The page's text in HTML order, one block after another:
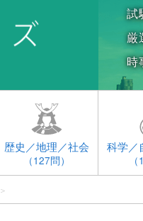
試
厳
時
歴史／地理／社会
（127問）
科学／
＞